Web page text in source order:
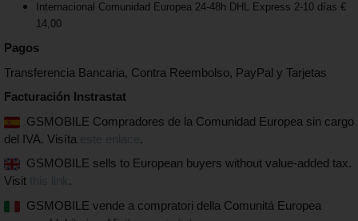
Internacional Comunidad Europea 24-48h DHL Express 2-10 días €
14,00
Pagos
Transferencia Bancaria, Contra Reembolso, PayPal y Tarjetas
Facturación Instrastat
GSMOBILE Compradores de la Comunidad Europea sin cargo
del IVA. Visíta
.
GSMOBILE sells to European buyers without value-added tax.
Visit
.
GSMOBILE vende a compratori della Comunitá Europea